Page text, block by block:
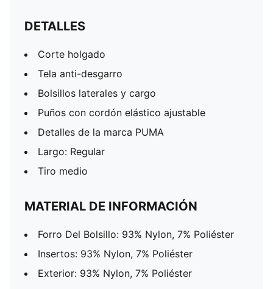
DETALLES
Corte holgado
Tela anti-desgarro
Bolsillos laterales y cargo
Puños con cordón elástico ajustable
Detalles de la marca PUMA
Largo: Regular
Tiro medio
MATERIAL DE INFORMACIÓN
Forro Del Bolsillo: 93% Nylon, 7% Poliéster
Insertos: 93% Nylon, 7% Poliéster
Exterior: 93% Nylon, 7% Poliéster